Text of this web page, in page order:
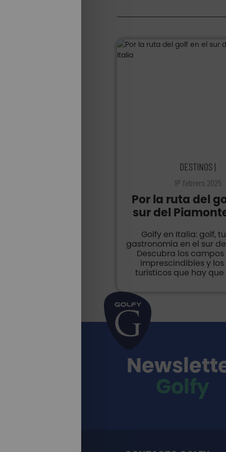
DESTINOS |
9º febrero 2025
Por la ruta del
sur del
Golfy en Italia: golf,
gastronomía en el sur
Descubra los campos
imprescindibles y
turísticos que hay que
Golfy